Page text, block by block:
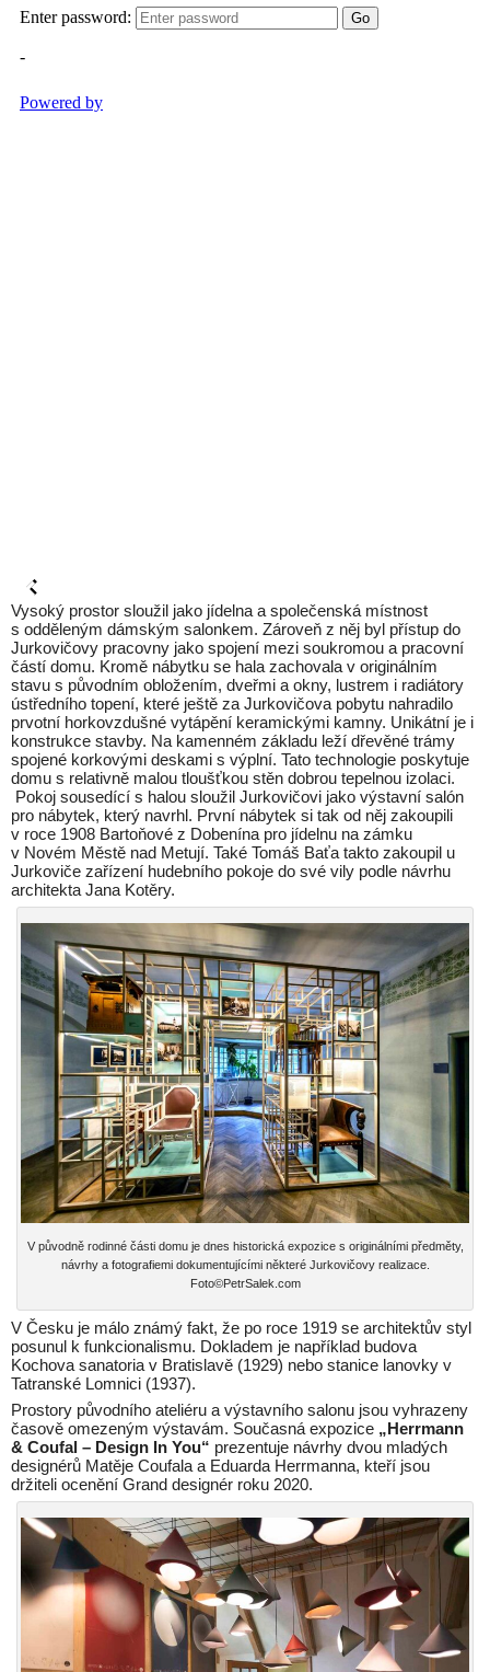
Vysoký prostor sloužil jako jídelna a společenská místnost
s odděleným dámským salonkem. Zároveň z něj byl přístup do
Jurkovičovy pracovny jako spojení mezi soukromou a pracovní
částí domu. Kromě nábytku se hala zachovala v originálním
stavu s původním obložením, dveřmi a okny, lustrem i radiátory
ústředního topení, které ještě za Jurkovičova pobytu nahradilo
prvotní horkovzdušné vytápění keramickými kamny. Unikátní je i
konstrukce stavby. Na kamenném základu leží dřevěné trámy
spojené korkovými deskami s výplní. Tato technologie poskytuje
domu s relativně malou tloušťkou stěn dobrou tepelnou izolaci.
Pokoj sousedící s halou sloužil Jurkovičovi jako výstavní salón
pro nábytek, který navrhl. První nábytek si tak od něj zakoupili
v roce 1908 Bartoňové z Dobenína pro jídelnu na zámku
v Novém Městě nad Metují. Také Tomáš Baťa takto zakoupil u
Jurkoviče zařízení hudebního pokoje do své vily podle návrhu
architekta Jana Kotěry.
V původně rodinné části domu je dnes historická expozice s originálními předměty,
návrhy a fotografiemi dokumentujícími některé Jurkovičovy realizace.
Foto©PetrSalek.com
V Česku je málo známý fakt, že po roce 1919 se architektův styl
posunul k funkcionalismu. Dokladem je například budova
Kochova sanatoria v Bratislavě (1929) nebo stanice lanovky v
Tatranské Lomnici (1937).
Prostory původního ateliéru a výstavního salonu jsou vyhrazeny
časově omezeným výstavám. Současná expozice „Herrmann
& Coufal – Design In You“ prezentuje návrhy dvou mladých
designérů Matěje Coufala a Eduarda Herrmanna, kteří jsou
držiteli ocenění Grand designér roku 2020.